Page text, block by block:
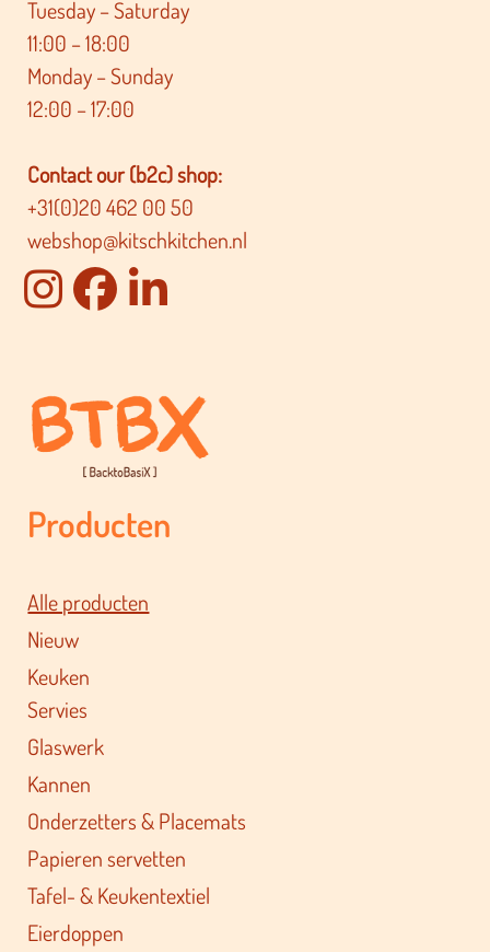
Tuesday – Saturday
11:00 – 18:00
Monday – Sunday
12:00 – 17:00
Contact our (b2c) shop:
+31(0)20 462 00 50
webshop@kitschkitchen.nl
Producten
Alle producten
Nieuw
Keuken
Servies
Glaswerk
Kannen
Onderzetters & Placemats
Papieren servetten
Tafel- & Keukentextiel
Eierdoppen